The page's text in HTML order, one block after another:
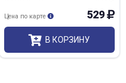
529
Цена по карте
В КОРЗИНУ